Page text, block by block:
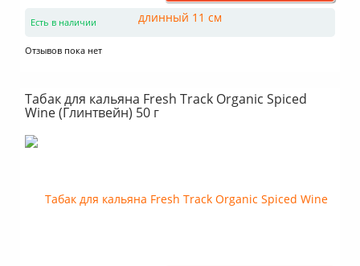
Есть в наличии
Отзывов пока нет
Табак для кальяна Fresh Track Organic Spiced
Wine (Глинтвейн) 50 г